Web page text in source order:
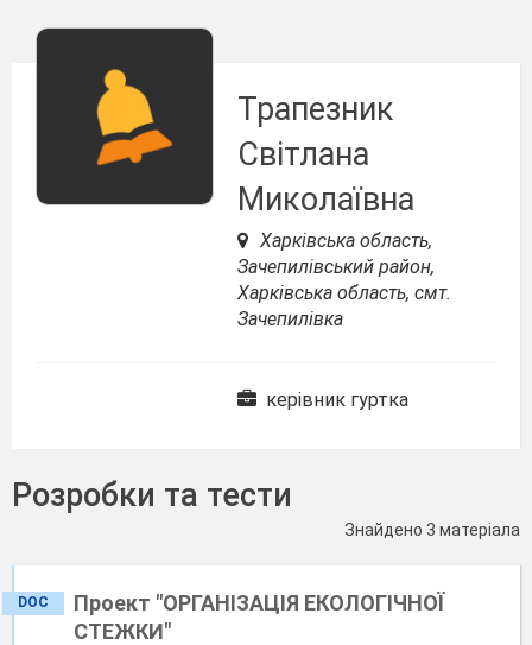
Трапезник
Світлана
Миколаївна
Харківська область,
Зачепилівський район,
Харківська область, смт.
Зачепилівка
керівник гуртка
Розробки та тести
Знайдено 3 матеріала
DOC
Проект "ОРГАНІЗАЦІЯ ЕКОЛОГІЧНОЇ
СТЕЖКИ"